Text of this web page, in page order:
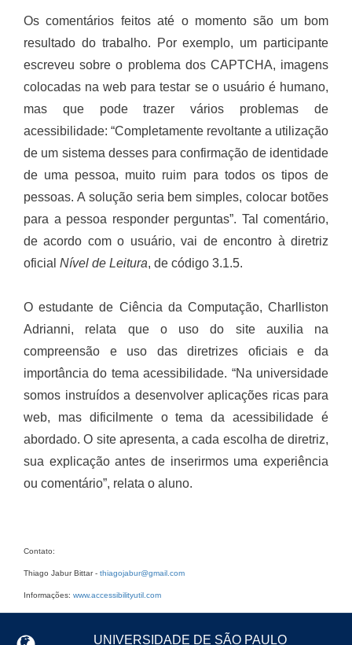
Os comentários feitos até o momento são um bom
resultado do trabalho. Por exemplo, um participante
escreveu sobre o problema dos CAPTCHA, imagens
colocadas na web para testar se o usuário é humano,
mas que pode trazer vários problemas de
acessibilidade: “Completamente revoltante a utilização
de um sistema desses para confirmação de identidade
de uma pessoa, muito ruim para todos os tipos de
pessoas. A solução seria bem simples, colocar botões
para a pessoa responder perguntas”. Tal comentário,
de acordo com o usuário, vai de encontro à diretriz
oficial Nível de Leitura, de código 3.1.5.
O estudante de Ciência da Computação, Charlliston
Adrianni, relata que o uso do site auxilia na
compreensão e uso das diretrizes oficiais e da
importância do tema acessibilidade. “Na universidade
somos instruídos a desenvolver aplicações ricas para
web, mas dificilmente o tema da acessibilidade é
abordado. O site apresenta, a cada escolha de diretriz,
sua explicação antes de inserirmos uma experiência
ou comentário”, relata o aluno.
Contato:
Thiago Jabur Bittar - thiagojabur@gmail.com
Informações: www.accessibilityutil.com
UNIVERSIDADE DE SÃO PAULO